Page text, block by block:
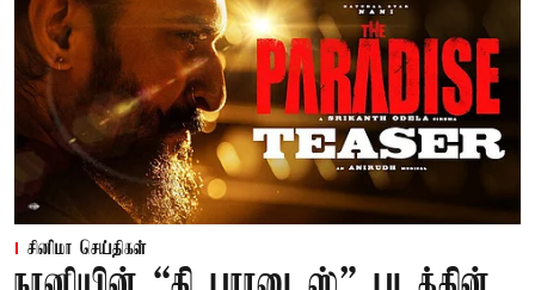
சினிமா செய்திகள்